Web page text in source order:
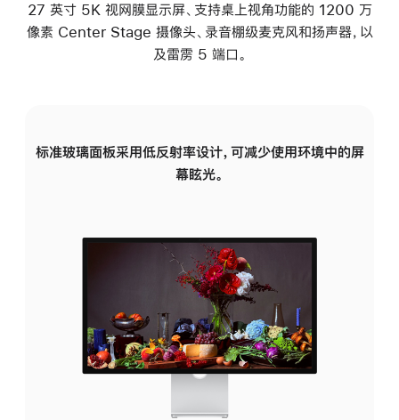
27 英寸 5K 视网膜显示屏、支持桌上视角功能的 1200 万
像素 Center Stage 摄像头、录音棚级麦克风和扬声器，以
及雷雳 5 端口。
标准玻璃面板采用低反射率设计，可减少使用环境中的屏
幕眩光。